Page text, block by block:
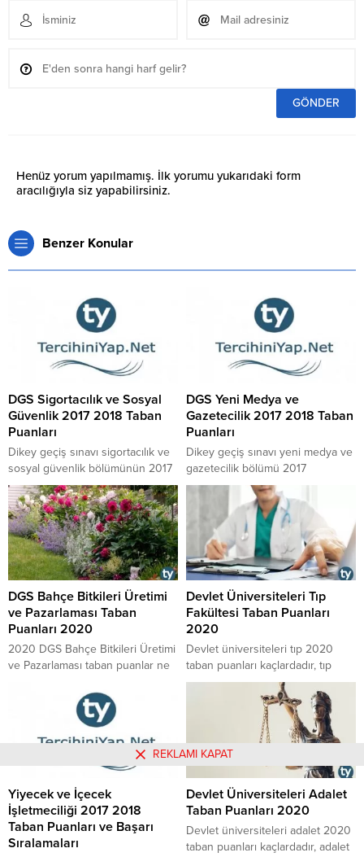
Henüz yorum yapılmamış. İlk yorumu yukarıdaki form
aracılığıyla siz yapabilirsiniz.
Benzer Konular
DGS Sigortacılık ve Sosyal
Güvenlik 2017 2018 Taban
Puanları
Dikey geçiş sınavı sigortacılık ve
sosyal güvenlik bölümünün 2017
2018 taban puanlarına dair liste
nasıldır, DGS ile sigortacılık ve
sosyal güvenlik bölümünü kimler
tercih edebilir sorularının
cevaplarına buradan
ulaşabilirsiniz.
DGS Yeni Medya ve
Gazetecilik 2017 2018 Taban
Puanları
Dikey geçiş sınavı yeni medya ve
gazetecilik bölümü 2017
verilerine göre 2018 taban
puanları listesi ne durumdadır,
DGS ile yeni medya ve gazetecilik
bölümünü kimler tercih edebilir
sorularının cevaplarına buradan
ulaşabilirsiniz.
DGS Bahçe Bitkileri Üretimi
ve Pazarlaması Taban
Puanları 2020
2020 DGS Bahçe Bitkileri Üretimi
ve Pazarlaması taban puanlar ne
yapılan yerleştirmelerde ortaya
çıkan Bahçe Bitkileri Üretimi ve
Pazarlaması puanları içindeki en
düşük ve en yüksek taban puan
ne kadardır, Bahçe Bitkileri
puanları 2020 nasıl
belirlenmektedir gibi soruların
cevaplarına ek olarak DGS...
Devlet Üniversiteleri Tıp
Fakültesi Taban Puanları
2020
​​​​​​​Devlet üniversiteleri tıp 2020
taban puanları kaçlardadır, tıp
fakültesi puanları 2020 nasıl
ortaya konmaktadır, tıp fakültesi
tavan puanları devlette kaçlarla
gelmektedir gibi soruların
cevabına ve devlet üniversiteleri
tıp fakültesi taban puanları
içeriğine yazımızdan
erişebilirsiniz.
Yiyecek ve İçecek
İşletmeciliği 2017 2018
Taban Puanları ve Başarı
Sıralamaları
Devlet Üniversiteleri Adalet
Taban Puanları 2020
​​​​​​​Devlet üniversiteleri adalet 2020
taban puanları kaçlardadır, adalet
REKLAMI KAPAT